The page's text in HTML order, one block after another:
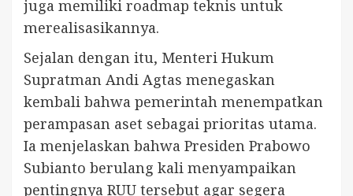
juga memiliki roadmap teknis untuk
merealisasikannya.
Sejalan dengan itu, Menteri Hukum
Supratman Andi Agtas menegaskan
kembali bahwa pemerintah menempatkan
perampasan aset sebagai prioritas utama.
Ia menjelaskan bahwa Presiden Prabowo
Subianto berulang kali menyampaikan
pentingnya RUU tersebut agar segera